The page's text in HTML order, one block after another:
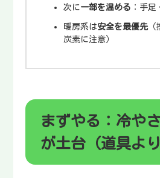
次に 一部を温める ：手足
暖房系は安全を最優先（
炭素に注意）
まずやる：冷や
が土台（道具より